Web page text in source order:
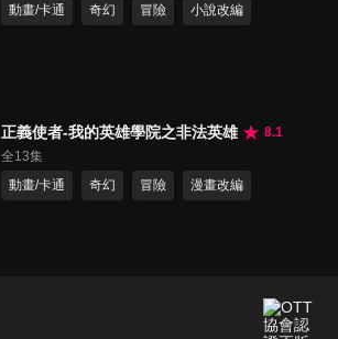
動畫/卡通
奇幻 冒險 小說改編
正義使者-我的英雄學院之非法英雄
8.1
全13集
動畫/卡通
奇幻 冒險 漫畫改編